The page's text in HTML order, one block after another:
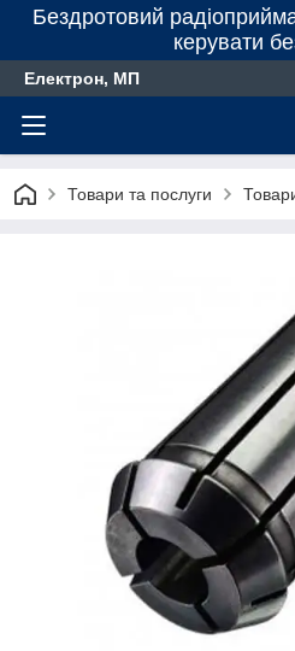
Бездротовий
керувати
Електрон, МП
Товари та послуги